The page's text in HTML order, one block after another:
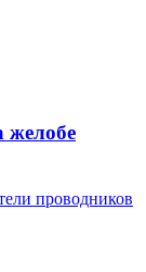
желобе
проводников